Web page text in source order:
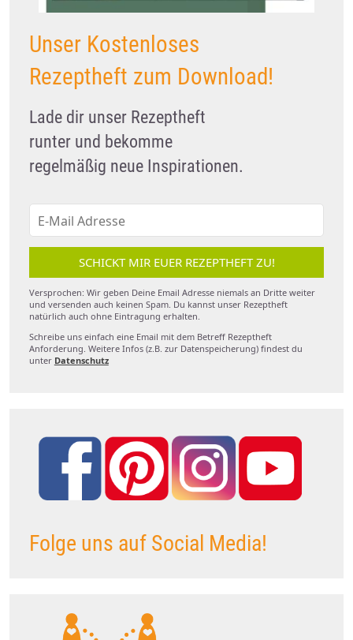
Unser Kostenloses
Rezeptheft zum Download!
Lade dir unser Rezeptheft
runter und bekomme
regelmäßig neue Inspirationen.
SCHICKT MIR EUER REZEPTHEFT ZU!
Versprochen: Wir geben Deine Email Adresse niemals an Dritte weiter
und versenden auch keinen Spam. Du kannst unser Rezeptheft
natürlich auch ohne Eintragung erhalten.
Schreibe uns einfach eine Email mit dem Betreff Rezeptheft
Anforderung. Weitere Infos (z.B. zur Datenspeicherung) findest du
unter Datenschutz
Folge uns auf Social Media!